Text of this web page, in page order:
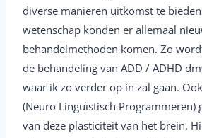
diverse manieren uitkomst te
wetenschap konden er allemaal
behandelmethoden komen. Zo
de behandeling van ADD / ADHD
waar ik zo verder op in zal gaan.
(Neuro Linguïstisch Programmeren)
van deze plasticiteit van het brein.